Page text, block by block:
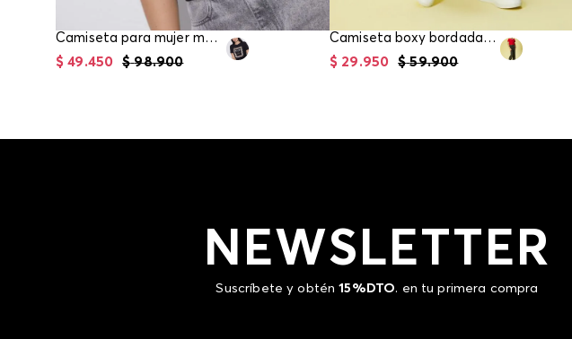
Camiseta para mujer manga corta estampada
$ 98.900
$ 49.450
Camiseta boxy bordada para girl
$ 59.900
$ 29.950
NEWSLETTER
Suscríbete y obtén15%DTO. en tu primera compra